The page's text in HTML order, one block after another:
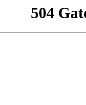
504